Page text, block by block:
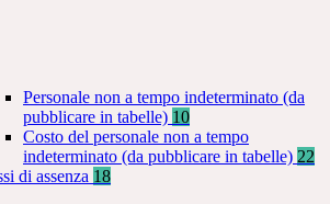
Personale non a tempo indeterminato (da
pubblicare in tabelle) 10
Costo del personale non a tempo
indeterminato (da pubblicare in tabelle) 22
di assenza 18